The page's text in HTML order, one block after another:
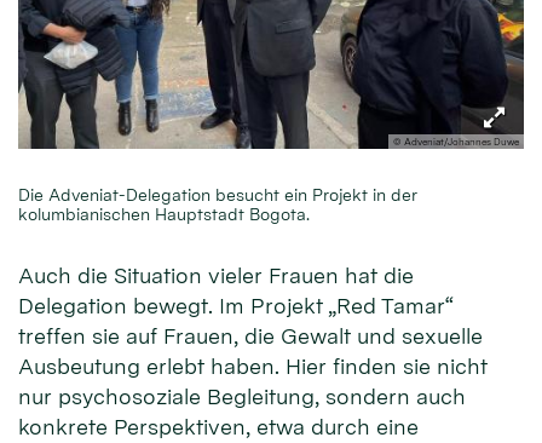
© Adveniat/Johannes Duwe
Die Adveniat-Delegation besucht ein Projekt in der
kolumbianischen Hauptstadt Bogota.
Auch die Situation vieler Frauen hat die
Delegation bewegt. Im Projekt „Red Tamar“
treffen sie auf Frauen, die Gewalt und sexuelle
Ausbeutung erlebt haben. Hier finden sie nicht
nur psychosoziale Begleitung, sondern auch
konkrete Perspektiven, etwa durch eine